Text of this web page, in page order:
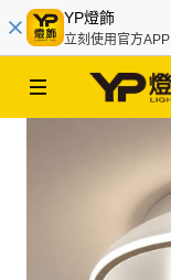
YP燈飾
立刻使用官方APP